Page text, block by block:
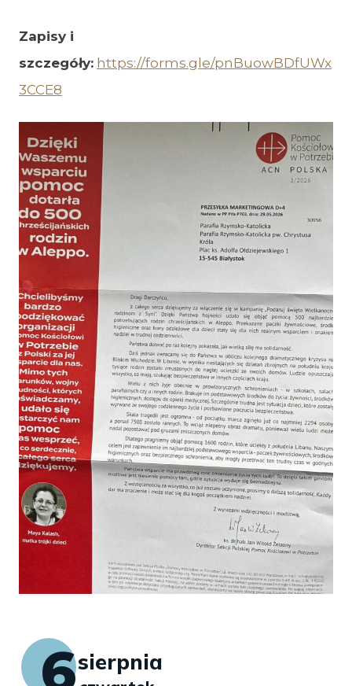
Zapisy i
szczegóły: https://forms.gle/pnBuowBDfUWx
3CCE8